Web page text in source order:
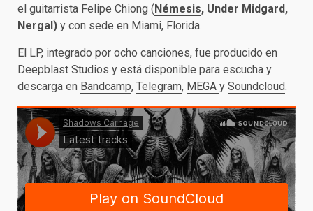
el guitarrista Felipe Chiong (Némesis, Under Midgard,
Nergal) y con sede en Miami, Florida.
El LP, integrado por ocho canciones, fue producido en
Deepblast Studios y está disponible para escucha y
descarga en Bandcamp, Telegram, MEGA y Soundcloud.